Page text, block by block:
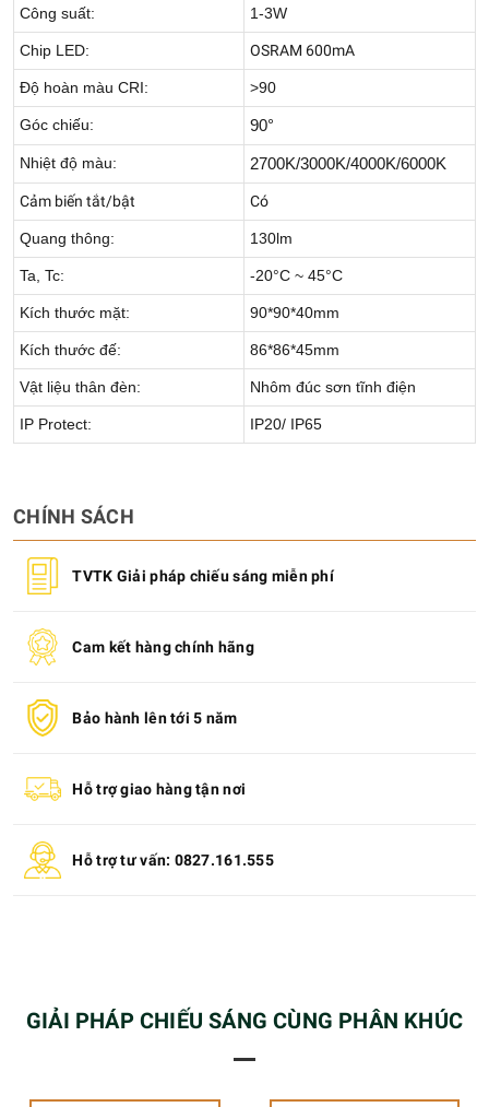
Công suất: 1-3W
Chip LED: OSRAM 600mA
Độ hoàn màu CRI: >90
Góc chiếu: 90°
Nhiệt độ màu: 2700K/3000K/4000K/6000K
Cảm biến tắt/bật Có
Quang thông: 130lm
Ta, Tc: -20°C ~ 45°C
Kích thước mặt: 90*90*40mm
Kích thước đế: 86*86*45mm
Vật liệu thân đèn: Nhôm đúc sơn tĩnh điện
IP Protect: IP20/ IP65
CHÍNH SÁCH
TVTK Giải pháp chiếu sáng miễn phí
Cam kết hàng chính hãng
Bảo hành lên tới 5 năm
Hỗ trợ giao hàng tận nơi
Hỗ trợ tư vấn: 0827.161.555
GIẢI PHÁP CHIẾU SÁNG CÙNG PHÂN KHÚC